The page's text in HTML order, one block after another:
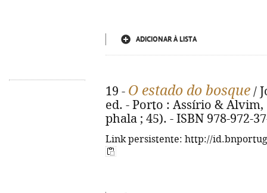
ADICIONAR À LISTA
19 - O estado do bosque /
ed. - Porto : Assírio & Alvim,
phala ; 45). - ISBN 978-972-
Link persistente: http://